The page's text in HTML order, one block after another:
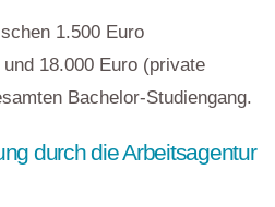
1.500 Euro
18.000 Euro (private
Bachelor-Studiengang.
durch die Arbeitsagentur